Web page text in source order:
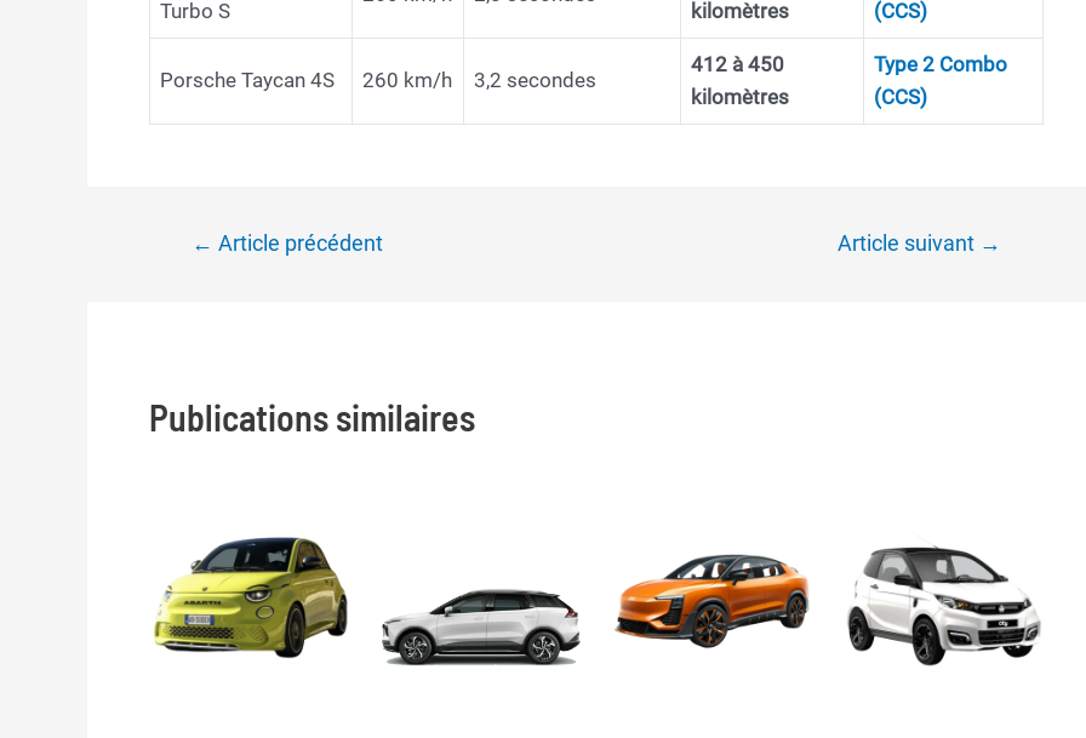
Turbo S
kilomètres
(CCS)
Porsche Taycan 4S 260 km/h 3,2 secondes
412 à 450
kilomètres
Type 2 Combo
(CCS)
Navigation
← Article précédent Article suivant →
Publications similaires